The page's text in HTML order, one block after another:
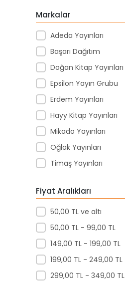
Gezi Ve Rehber Kitapları
Hikaye Ve Setleri
Hobi & Eğlence
Kişisel Gelişim
Okul Çantası
Okul Öncesi
Psikoloji
Roman
Sağlık-Tıp
Tarih
Yabancı Dilde Yayınlar
Çizgi Roman
Çocuk Kitapları
Markalar
Adeda Yayınları
Başarı Dağıtım
Doğan Kitap Yayınları
Epsilon Yayın Grubu
Erdem Yayınları
Hayy Kitap Yayınları
Mikado Yayınları
Oğlak Yayınları
Timaş Yayınları
Fiyat Aralıkları
50,00 TL ve altı
50,00 TL - 99,00 TL
149,00 TL - 199,00 TL
199,00 TL - 249,00 TL
299,00 TL - 349,00 TL